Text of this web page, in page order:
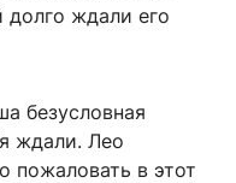
долго ждали его
безусловная
ждали. Лео
пожаловать в этот